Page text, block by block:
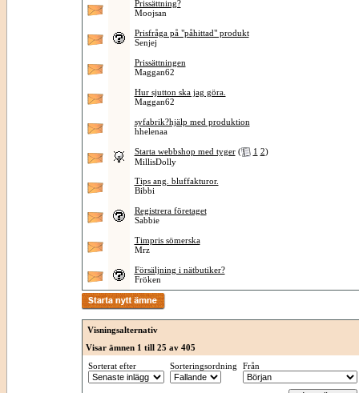
Prissättning?
Moojsan
Prisfråga på "påhittad" produkt
Senjej
Prissättningen
Maggan62
Hur sjutton ska jag göra.
Maggan62
syfabrik?hjälp med produktion
hhelenaa
Starta webbshop med tyger ( 1 2)
MillisDolly
Tips ang. bluffakturor.
Bibbi
Registrera företaget
Sabbie
Timpris sömerska
Mrz
Försäljning i nätbutiker?
Fröken
Visningsalternativ
Visar ämnen 1 till 25 av 405
Sorterat efter
Sorteringsordning Från